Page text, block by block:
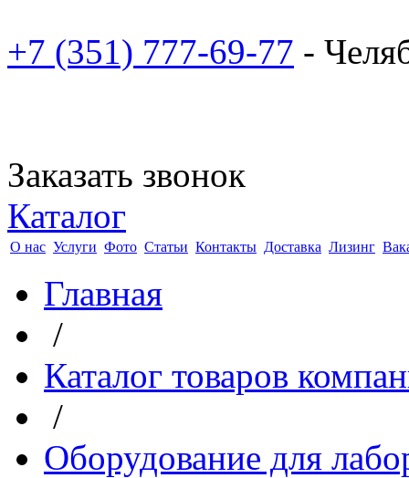
+7 (351) 777-69-77 -
Заказать звонок
Каталог
О нас Услуги Фото Статьи Контакты Доставка Лизинг
Главная
/
Каталог товаров
/
Оборудование для